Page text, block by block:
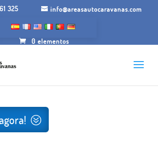
325 info@areasautocaravanas.com
0 elementos
Teruel.